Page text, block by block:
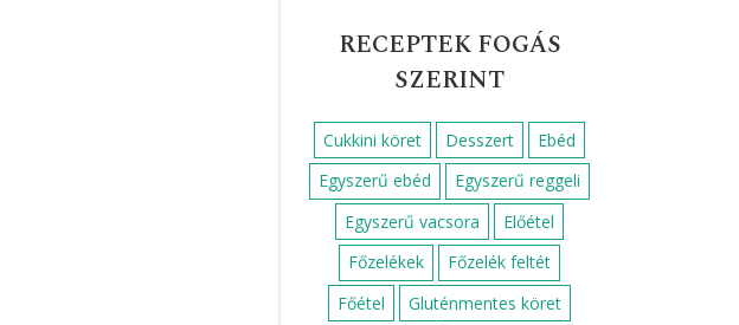
RECEPTEK FOGÁS
SZERINT
Cukkini köret Desszert
Ebéd
Egyszerű ebéd
Egyszerű reggeli
Egyszerű vacsora
Előétel
Főzelékek
Főzelék feltét
Főétel
Gluténmentes köret